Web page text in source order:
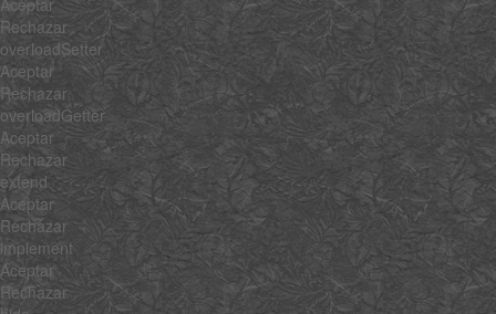
Aceptar
Rechazar
overloadSetter
Aceptar
Rechazar
overloadGetter
Aceptar
Rechazar
extend
Aceptar
Rechazar
implement
Aceptar
Rechazar